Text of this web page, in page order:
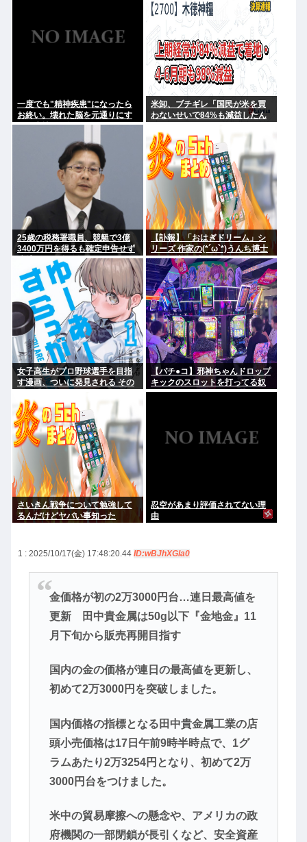
にやれてるだろうか？」
一度でも"精神疾患"になったら
お終い。壊れた脳を元通りにす
る医療技術は無い。
米卸、ブチギレ「国民が米を買
わないせいで84%も減益したん
25歳の税務署職員、競艇で3億
3400万円を得るも確定申告せず
逮捕。その他の余罪も
【訃報】「おはぎドリーム」シ
リーズ 作家の(*´ω`*)うんち博士
さん死去 64歳
女子高生がプロ野球選手を目指
す漫画、ついに発見される その
【パチ●コ】邪神ちゃんドロップ
キックのスロットを打ってる奴
がヤバすぎてワロタ
さいきん戦争について勉強して
るんだけどヤバい事知った
忍空があまり評価されてない理
由
1 : 2025/10/17(金) 17:48:20.44 ID:wBJhXGla0
金価格が初の2万3000円台…連日最高値を
更新 田中貴金属は50g以下『金地金』11
月下旬から販売再開目指す
国内の金の価格が連日の最高値を更新し、
初めて2万3000円を突破しました。
国内価格の指標となる田中貴金属工業の店
頭小売価格は17日午前9時半時点で、1グ
ラムあたり2万3254円となり、初めて2万
3000円台をつけました。
米中の貿易摩擦への懸念や、アメリカの政
府機関の一部閉鎖が長引くなど、安全資産